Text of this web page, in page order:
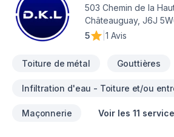
503 Chemin de la
Châteauguay, J6J
5
1 Avis
Toiture de métal Gouttières
Infiltration d'eau - Toiture et/ou
Maçonnerie Voir les 11